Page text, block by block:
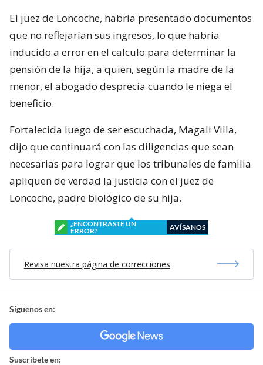
El juez de Loncoche, habría presentado documentos
que no reflejarían sus ingresos, lo que habría
inducido a error en el calculo para determinar la
pensión de la hija, a quien, según la madre de la
menor, el abogado desprecia cuando le niega el
beneficio.
Fortalecida luego de ser escuchada, Magali Villa,
dijo que continuará con las diligencias que sean
necesarias para lograr que los tribunales de familia
apliquen de verdad la justicia con el juez de
Loncoche, padre biológico de su hija.
¿ENCONTRASTE UN
ERROR?
AVÍSANOS
Revisa nuestra página de correcciones
Síguenos en:
Suscríbete en: